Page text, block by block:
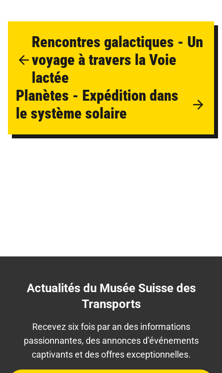
Rencontres galactiques - Un
voyage à travers la Voie
lactée
Planètes - Expédition dans
le système solaire
Actualités du Musée Suisse des
Transports
Recevez six fois par an des informations
passionnantes, des annonces d’événements
captivants et des offres exceptionnelles.